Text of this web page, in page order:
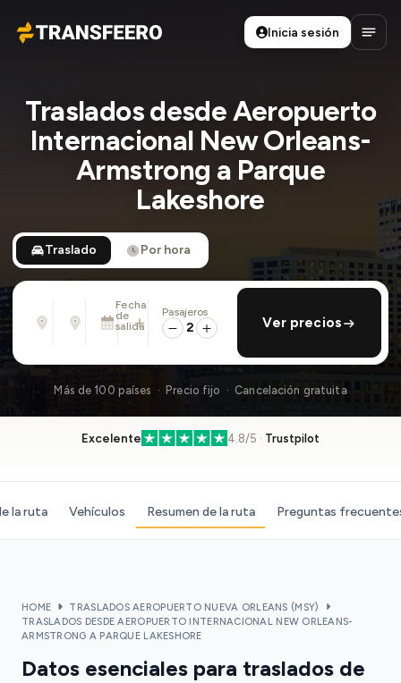
Transfeero
Inicia sesión
Abrir
Traslados desde Aeropuerto
Internacional New Orleans-
Armstrong a Parque
Lakeshore
Traslado Por hora
Desde
Dirección, aeropuerto, hotel, ...
Hasta
Dirección, aeropuerto, hotel, ...
Fecha
de
salida
Sáb., 8 Ago. · 01:45 PM
añadir regreso
Pasajeros
2 Ver precios
Más de 100 países · Precio fijo · Cancelación gratuita
Excelente 4.8/5 · Trustpilot
la ruta Vehículos Resumen de la ruta Preguntas
HOME
TRASLADOS AEROPUERTO NUEVA ORLEANS (MSY)
TRASLADOS DESDE AEROPUERTO INTERNACIONAL NEW ORLEANS-
ARMSTRONG A PARQUE LAKESHORE
Datos esenciales para traslados de